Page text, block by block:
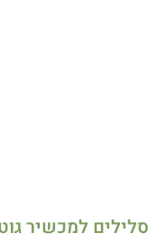
סלילים למכשיר